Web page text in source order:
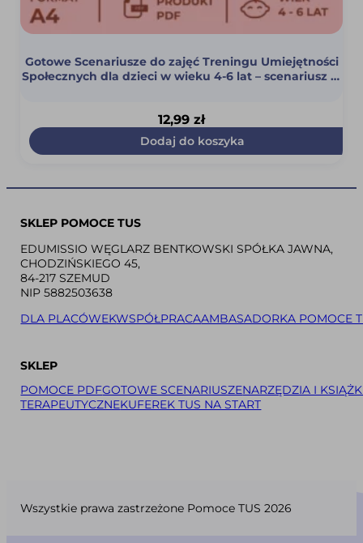
Gotowe Scenariusze do zajęć Treningu Umiejętności
Społecznych dla dzieci w wieku 4-6 lat – scenariusz 17
12,99 zł
Dodaj do koszyka
SKLEP POMOCE TUS
EDUMISSIO WĘGLARZ BENTKOWSKI SPÓŁKA JAWNA,
CHODZIŃSKIEGO 45,
84-217 SZEMUD
NIP 5882503638
DLA PLACÓWEKWSPÓŁPRACAAMBASADORKA POMOCE
SKLEP
POMOCE PDFGOTOWE SCENARIUSZENARZĘDZIA I
TERAPEUTYCZNEKUFEREK TUS NA START
Wszystkie prawa zastrzeżone Pomoce TUS 2026